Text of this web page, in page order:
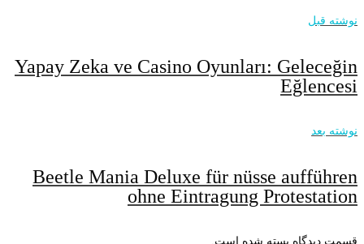
نوشته قبل
Yapay Zeka ve Casino Oyunları: Geleceğin
Eğlencesi
نوشته بعد
Beetle Mania Deluxe für nüsse aufführen
ohne Eintragung Protestation
قسمت دیدگاه بسته شده است.